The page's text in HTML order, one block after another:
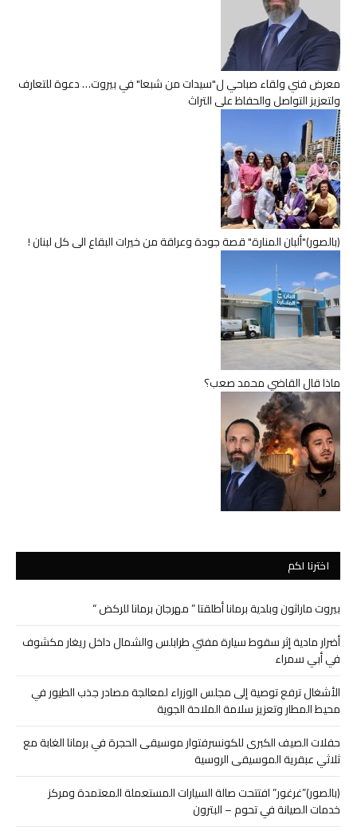
معرض فني ولقاء صباحي ل"سيدات من شبعا" في بيروت… دعوة للتعارف
ولتعزيز التواصل والحفاظ على التراث
(بالصور)"ألبان المنارة" قصة جودة وعراقة من خيرات البقاع الى كل لبنان !
ماذا قال القاضي محمد صعب؟
اخترنا لكم
بيروت ماراثون وبلدية برمانا أطلقتا ” مهرجان برمانا للركض “
أضرار مادية إثر سقوط سيارة مفتي طرابلس والشمال داخل ريغار مكشوف
في أبي سمراء
الأشغال ترفع توصية إلى مجلس الوزراء لمعالجة مصادر جذب الطيور في
محيط المطار وتعزيز سلامة الملاحة الجوية
حفلات الصيف الكبرى للكونسرفتوار موسيقى الحجرة في برمانا الغابة مع
ثلاثي عبقرية الموسيقى الروسية
(بالصور)”غرغور” افتتحت صالة السيارات المستعملة المعتمدة ومركز
خدمات الصيانة في تحوم – البترون